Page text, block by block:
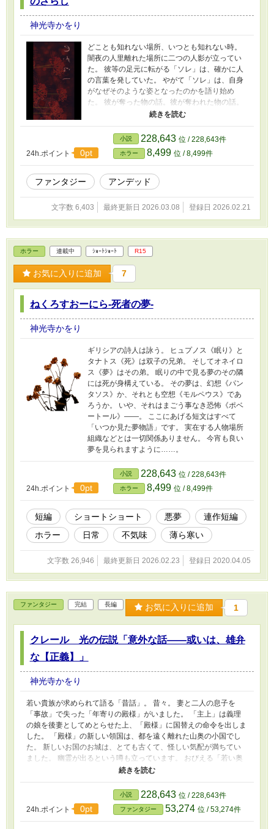
神光寺かをり
どことも知れない場所、いつとも知れない時。
闇夜の人里離れた場所に二つの人影が立ってい
た。 彼等の足元に転がる「ソレ」は、確かに人
の言葉を発していた。 やがて「ソレ」は、自身
がなぜそのような姿となったのかを語り始め
た。 彼が奪った物の話。彼が奪われた物の話。
恐ろしく不気味な物語を……。 哀れなるかな、
真実を見抜けぬ者よ。報われることの無き骸
よ。 ダークで少しばかりグロテスク。 ※個人サ
イト「お姫様倶楽部Petit」および「小説家にな
ろう」「カクヨム」「ノベルアップ＋」で発表
済みの作品です。
24h.ポイント 0pt
小説 228,643 位 / 228,643件
ホラー 8,499 位 / 8,499件
ファンタジー アンデッド
文字数 6,403 最終更新日 2026.03.08 登録日 2026.02.21
ホラー 連載中 ｼｮｰﾄｼｮｰﾄ R15
お気に入りに追加 7
ねくろすおーにら-死者の夢-
神光寺かをり
ギリシアの詩人は詠う。 ヒュプノス《眠り》と
タナトス《死》は双子の兄弟。 そしてオネイロ
ス《夢》はその弟。 眠りの中で見る夢のその隣
には死が身構えている。 その夢は、幻想《パン
タソス》か、それとも空想《モルペウス》であ
ろうか。 いや、それはまごう事なき恐怖《ポベ
ートール》――。 ここにあげる短文はすべて
「いつか見た夢物語」です。 実在する人物場所
組織などとは一切関係ありません。 今宵も良い
夢を見られますように……。
24h.ポイント 0pt
小説 228,643 位 / 228,643件
ホラー 8,499 位 / 8,499件
短編 ショートショート 悪夢
連作短編
ホラー
日常 不気味 薄ら寒い
文字数 26,946 最終更新日 2026.02.23 登録日 2020.04.05
ファンタジー 完結 長編 お気に入りに追加 1
クレール 光の伝説「意外な話――或いは、雄弁
な【正義】」
神光寺かをり
若い貴族が求められて語る「昔話」。 昔々。 妻と二人の息子を
「事故」で失った「年寄りの殿様」がいました。 「主上」は義理
の娘を後妻としてめとらせた上、「殿様」に国替えの命令を出しま
した。 「殿様」の新しい領国は、都を遠く離れた山奥の小国でし
た。 新しいお国のお城は、とても古くて、怪しい気配が満ちてい
ました。 幽霊が出るという噂も立っています。 おびえる「若い奥
方さま」のために、「年寄りの殿様」は新しくお城を普請しまし
が、 「何人たりとも古いお城には近付かぬように」 と命じたの
で、古いお城は無人の「幽霊屋敷」になりました。 しばらく経っ
て、「年寄りの殿様」と「若い奥方さま」の間に、一人の「若君」
が生まれました。 成長した「若君」はある夜、お父上が絶対に近
24h.ポイント 0pt
小説 228,643 位 / 228,643件
ファンタジー 53,274 位 / 53,274件